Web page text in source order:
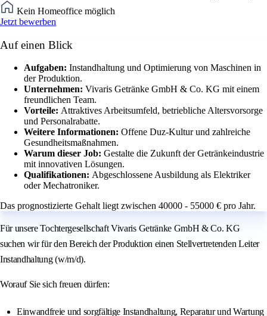
Kein Homeoffice möglich
Jetzt bewerben
Auf einen Blick
Aufgaben: Instandhaltung und Optimierung von Maschinen in
der Produktion.
Unternehmen: Vivaris Getränke GmbH & Co. KG mit einem
freundlichen Team.
Vorteile: Attraktives Arbeitsumfeld, betriebliche Altersvorsorge
und Personalrabatte.
Weitere Informationen: Offene Duz-Kultur und zahlreiche
Gesundheitsmaßnahmen.
Warum dieser Job: Gestalte die Zukunft der Getränkeindustrie
mit innovativen Lösungen.
Qualifikationen: Abgeschlossene Ausbildung als Elektriker
oder Mechatroniker.
Das prognostizierte Gehalt liegt zwischen 40000 - 55000 € pro Jahr.
Für unsere Tochtergesellschaft Vivaris Getränke GmbH & Co. KG
suchen wir für den Bereich der Produktion einen Stellvertretenden Leiter
Instandhaltung (w/m/d).
Worauf Sie sich freuen dürfen:
Einwandfreie und sorgfältige Instandhaltung, Reparatur und Wartung